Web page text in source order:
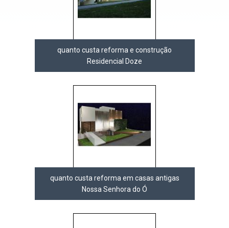
quanto custa reforma e construção
Residencial Doze
quanto custa reforma em casas antigas
Nossa Senhora do Ó